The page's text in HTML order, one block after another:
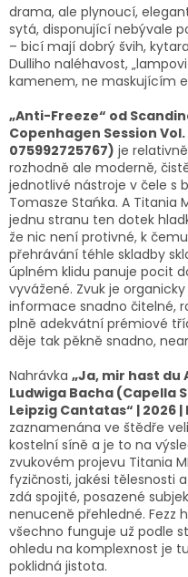
drama, ale plynoucí,
sytá, disponující nebývale
– bicí mají dobrý švih,
Dulliho naléhavost,
kamenem, ne maskujícím
„Anti-Freeze“ od
Copenhagen Session Vol.
075992725767) je
rozhodně ale moderně,
jednotlivé nástroje v čele s
Tomasze Stańka. A Titania
jednu stranu ten dotek
že nic není protivné, k
přehrávání téhle skladby
úplném klidu panuje pocit
vyvážené. Zvuk je
informace snadno čitelné,
plně adekvátní prémiové
děje tak pěkně snadno,
Nahrávka „Ja, mir hast
Ludwiga Bacha (Capella
Leipzig Cantatas“ | 2026 |
zaznamenána ve štědře
kostelní síně a je to na
zvukovém projevu Titania
fyzičnosti, jakési tělesnosti
zdá spojité, posazené
nenuceně přehledné. Fezz
všechno funguje už podle
ohledu na komplexnost je
poklidná jistota.